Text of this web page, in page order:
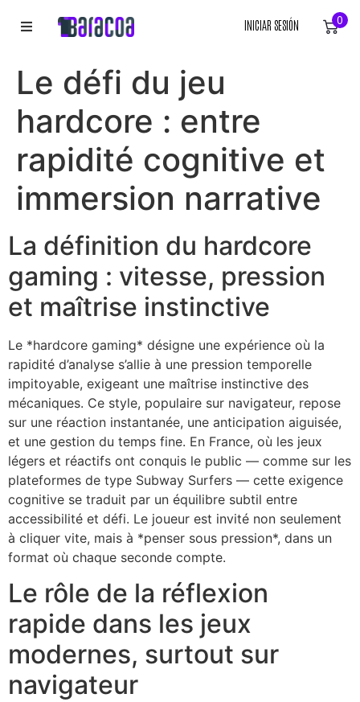
ACCESORIOS
LIENZOS
INICIAR SESIÓN 0
Le défi du jeu
hardcore : entre
rapidité cognitive et
immersion narrative
La définition du hardcore
gaming : vitesse, pression
et maîtrise instinctive
Le *hardcore gaming* désigne une expérience où la
rapidité d’analyse s’allie à une pression temporelle
impitoyable, exigeant une maîtrise instinctive des
mécaniques. Ce style, populaire sur navigateur, repose
sur une réaction instantanée, une anticipation aiguisée,
et une gestion du temps fine. En France, où les jeux
légers et réactifs ont conquis le public — comme sur les
plateformes de type Subway Surfers — cette exigence
cognitive se traduit par un équilibre subtil entre
accessibilité et défi. Le joueur est invité non seulement
à cliquer vite, mais à *penser sous pression*, dans un
format où chaque seconde compte.
Le rôle de la réflexion
rapide dans les jeux
modernes, surtout sur
navigateur